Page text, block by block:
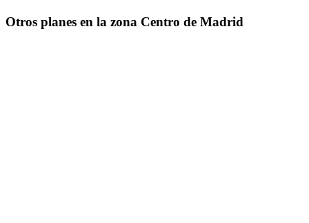
Otros planes en la zona Centro de Madrid